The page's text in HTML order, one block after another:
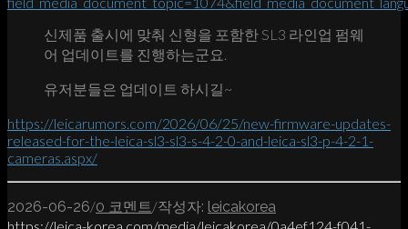
신제품 출시에 맞춰 신형을 포함한 SL3 라인업 펌웨
어 업데이트를 진행하는군요.
유저분들은 업데이트 하시길~
https://leicarumors.com/2026/06/25/new-firmware-updates-
released-for-the-leica-sl3-sl3-s-4-2-0-and-leica-sl3-p-4-2-1-
cameras.aspx/
2026-06-26/0 코멘트/작성자: leicakorea